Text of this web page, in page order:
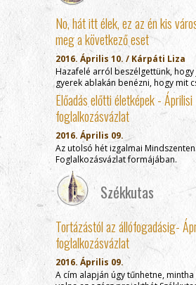
No, hát itt élek, ez az én kis
meg a következő eset
2016. Április 10. / Kárpáti Liza
Hazafelé arról beszélgettünk,
gyerek ablakán benézni, hogy mit
Előadás előtti életképek - Áprilisi
foglalkozásvázlat
2016. Április 09.
Az utolsó hét izgalmai Mindszenten.
Foglalkozásvázlat formájában.
Székkutas
Tortázástól az állófogadásig-
foglalkozásvázlat
2016. Április 09.
A cím alapján úgy tűnhetne,